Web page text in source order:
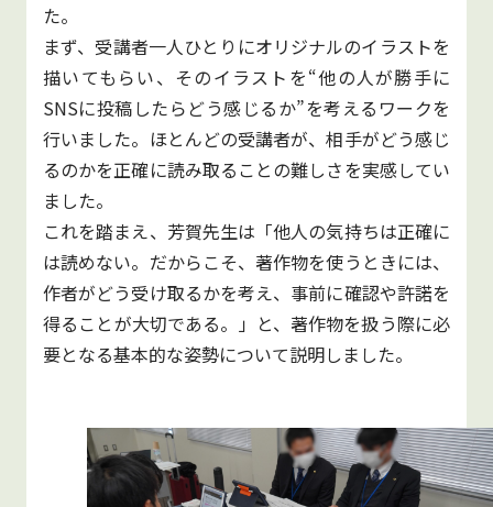
た。
まず、受講者一人ひとりにオリジナルのイラストを
描いてもらい、そのイラストを“他の人が勝手に
SNSに投稿したらどう感じるか”を考えるワークを
行いました。ほとんどの受講者が、相手がどう感じ
るのかを正確に読み取ることの難しさを実感してい
ました。
これを踏まえ、芳賀先生は「他人の気持ちは正確に
は読めない。だからこそ、著作物を使うときには、
作者がどう受け取るかを考え、事前に確認や許諾を
得ることが大切である。」と、著作物を扱う際に必
要となる基本的な姿勢について説明しました。